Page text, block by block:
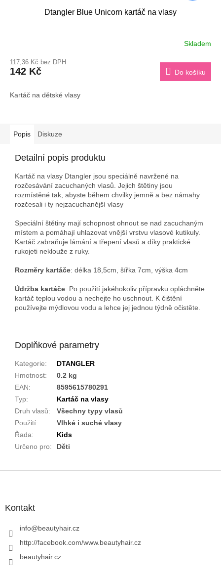
Dtangler Blue Unicorn kartáč na vlasy
Skladem
117,36 Kč bez DPH
142 Kč Do košíku
Kartáč na dětské vlasy
Popis Diskuze
Detailní popis produktu
Kartáč na vlasy Dtangler jsou speciálně navržené na
rozčesávání zacuchaných vlasů. Jejich štětiny jsou
rozmístěné tak, abyste během chvilky jemně a bez námahy
rozčesali i ty nejzacuchanější vlasy
Speciální štětiny mají schopnost ohnout se nad zacuchaným
místem a pomáhají uhlazovat vnější vrstvu vlasové kutikuly.
Kartáč zabraňuje lámání a třepení vlasů a díky praktické
rukojeti neklouže z ruky.
Rozměry kartáče: délka 18,5cm, šířka 7cm, výška 4cm
Údržba kartáče: Po použití jakéhokoliv přípravku opláchněte
kartáč teplou vodou a nechejte ho uschnout. K čištění
používejte mýdlovou vodu a lehce jej jednou týdně očistěte.
Doplňkové parametry
Kategorie:
DTANGLER
Hmotnost:
0.2 kg
EAN:
8595615780291
Typ:
Kartáč na vlasy
Druh vlasů:
Všechny typy vlasů
Použití:
Vlhké i suché vlasy
Řada:
Kids
Určeno pro: Děti
Kontakt
info@beautyhair.cz
http://facebook.com/www.beautyhair.cz
beautyhair.cz